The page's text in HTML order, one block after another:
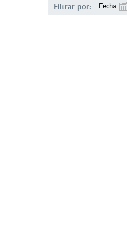
Filtrar por: Fecha